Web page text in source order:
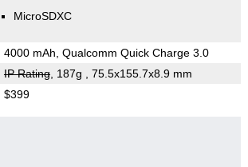
MicroSDXC
4000 mAh, Qualcomm Quick Charge 3.0
IP Rating, 187g , 75.5x155.7x8.9 mm
$399